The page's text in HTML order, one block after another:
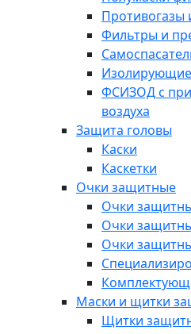
Фильтры и
ФСИЗОД с
воздуха
Защита головы
Каски
Каскетки
Очки защитные
Очки
Очки
Очки
Маски и щитки
Щитки